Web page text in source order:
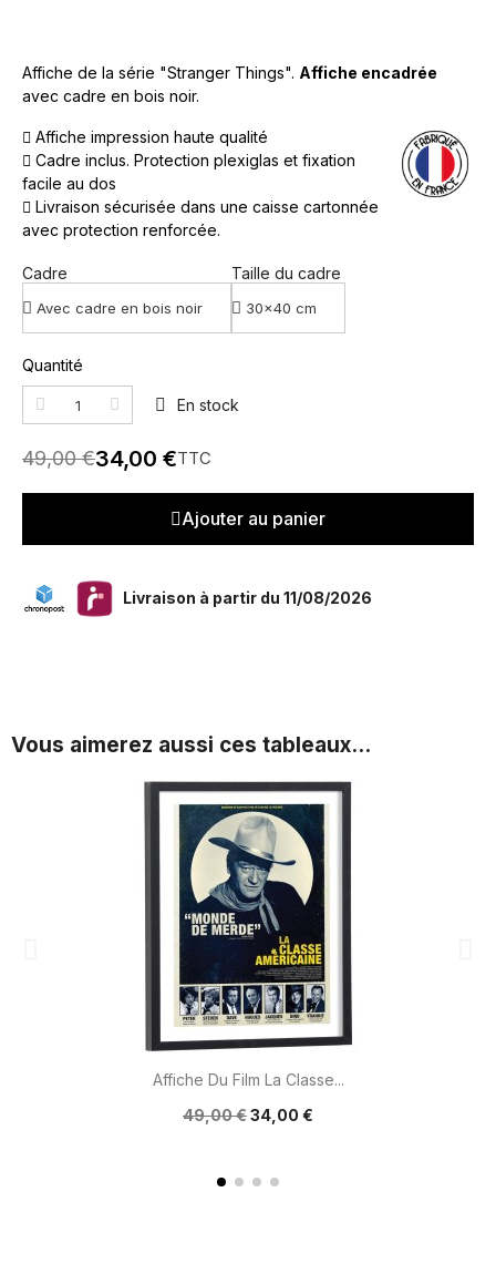
Affiche de la série "Stranger Things". Affiche encadrée
avec cadre en bois noir.
Affiche impression haute qualité
Cadre inclus. Protection plexiglas et fixation
facile au dos
Livraison sécurisée dans une caisse cartonnée
avec protection renforcée.
Cadre Taille du cadre
Quantité
En stock
49,00 €34,00 €TTC
Ajouter au panier
Livraison à partir du 11/08/2026
Vous aimerez aussi ces tableaux...
Affiche Du Film La Classe...
49,00 €34,00 €